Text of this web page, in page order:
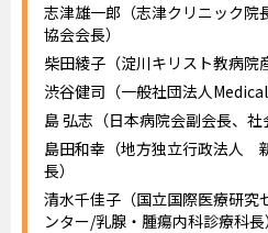
志津雄一郎（志津クリニック院
協会会長）
柴田綾子（淀川キリスト教病院
渋谷健司（一般社団法人
島 弘志（日本病院会副会長、社
島田和幸（地方独立行政法人
長）
清水千佳子（国立国際医療研究
ンター/乳腺・腫瘍内科診療科長）